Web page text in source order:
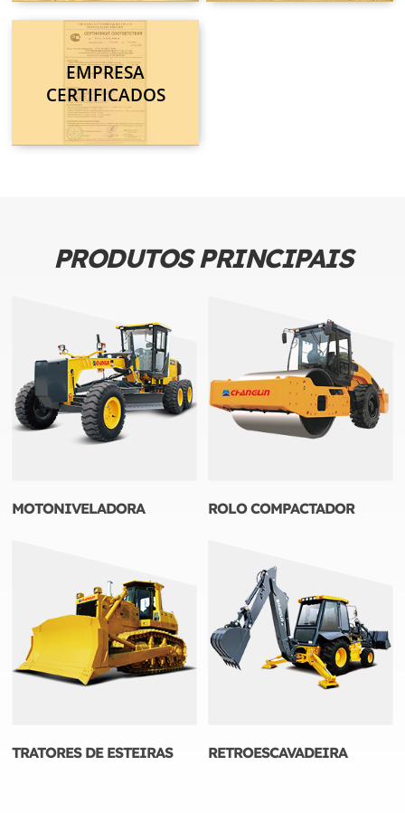
EMPRESA
CERTIFICADOS
PRODUTOS PRINCIPAIS
MOTONIVELADORA ROLO COMPACTADOR
TRATORES DE ESTEIRAS RETROESCAVADEIRA